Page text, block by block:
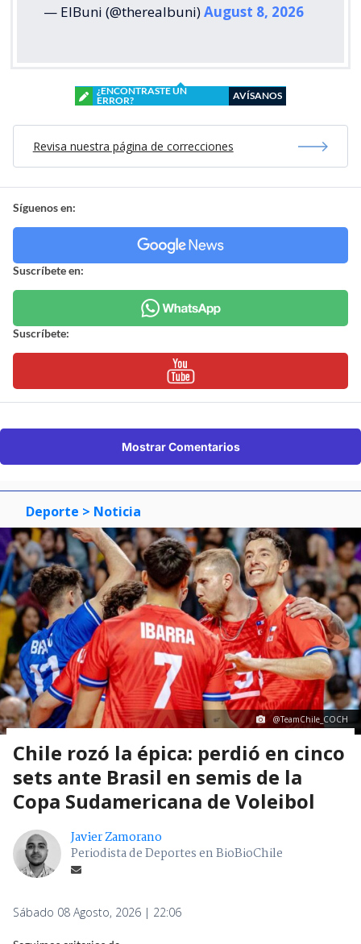
— ElBuni (@therealbuni)August 8, 2026
¿ENCONTRASTE UN
ERROR?
AVÍSANOS
Revisa nuestra página de correcciones
Síguenos en:
Suscríbete en:
Suscríbete:
Mostrar Comentarios
Deporte > Noticia
@TeamChile_COCH
Chile rozó la épica: perdió en cinco
sets ante Brasil en semis de la
Copa Sudamericana de Voleibol
Javier Zamorano
Periodista de Deportes en BioBioChile
Sábado 08 Agosto, 2026 | 22:06